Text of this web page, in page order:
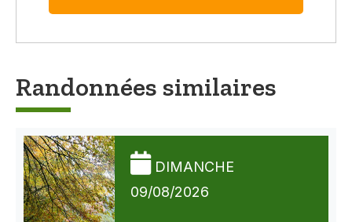
Randonnées similaires
DIMANCHE
09/08/2026